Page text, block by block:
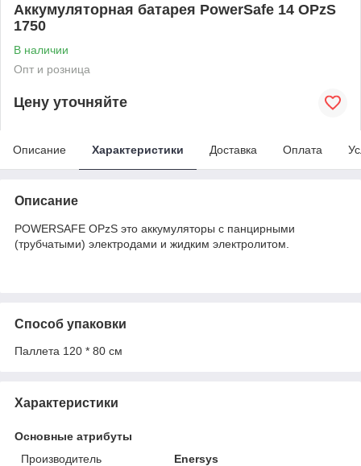
Аккумуляторная батарея PowerSafe 14 OPzS
1750
В наличии
Опт и розница
Цену уточняйте
Описание Характеристики Доставка Оплата
Описание
POWERSAFE OPzS это аккумуляторы с панцирными
(трубчатыми) электродами и жидким электролитом.
Способ упаковки
Паллета 120 * 80 см
Характеристики
Основные атрибуты
Производитель
Enersys